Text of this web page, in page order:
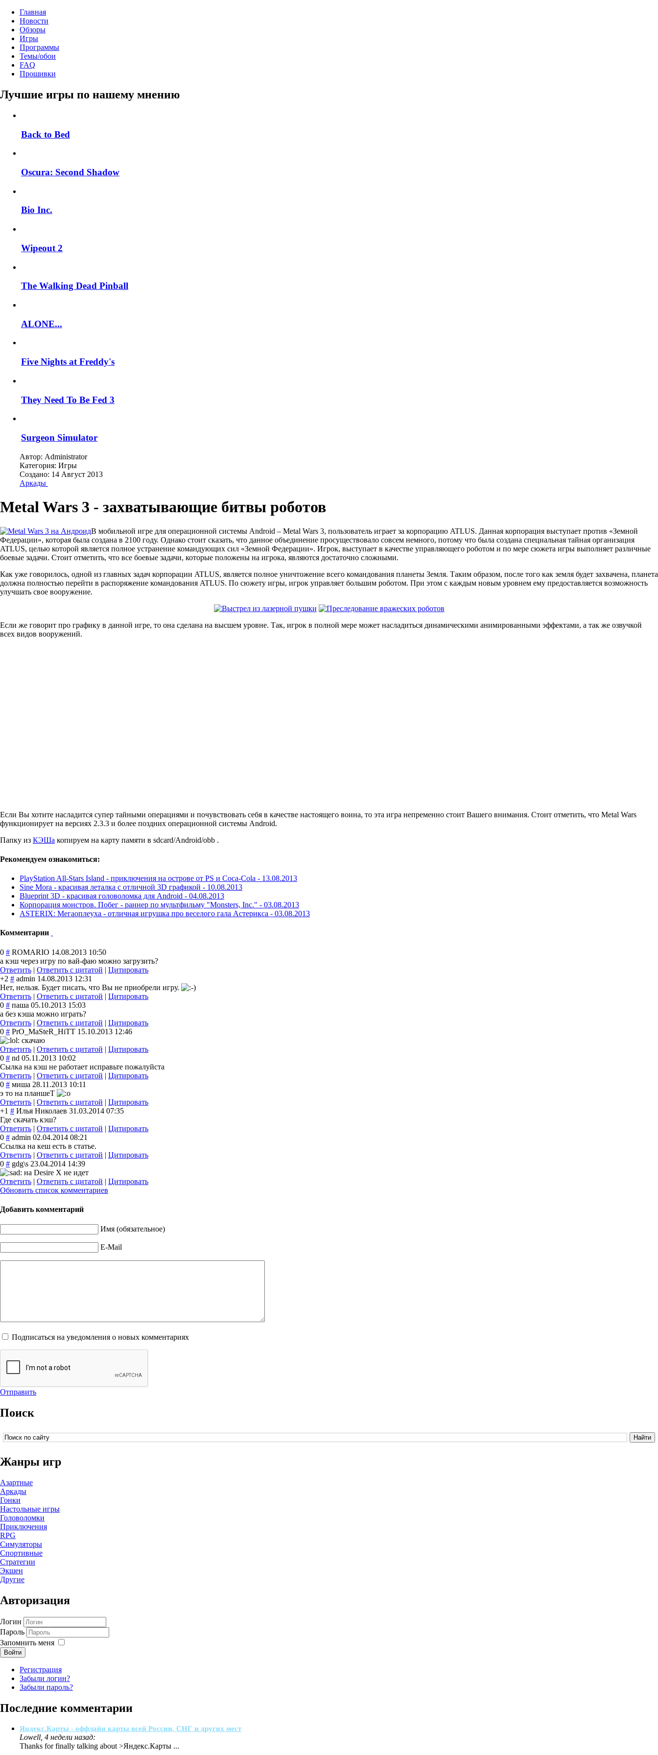
Главная
Новости
Обзоры
Игры
Программы
Темы/обои
FAQ
Прошивки
Лучшие игры по нашему мнению
Back to Bed
Oscura: Second Shadow
Bio Inc.
Wipeout 2
The Walking Dead Pinball
ALONE...
Five Nights at Freddy's
They Need To Be Fed 3
Surgeon Simulator
Автор: Administrator
Категория: Игры
Создано: 14 Август 2013
Аркады
Metal Wars 3 - захватывающие битвы роботов
В мобильной игре для операционной системы Android – Metal Wars 3, пользователь играет за корпорацию ATLUS. Данная корпорация выступает против «Земной
Федерации», которая была создана в 2100 году. Однако стоит сказать, что данное объединение просуществовало совсем немного, потому что была создана специальная тайная организация
ATLUS, целью которой является полное устранение командующих сил «Земной Федерации». Игрок, выступает в качестве управляющего роботом и по мере сюжета игры выполняет различные
боевые задачи. Стоит отметить, что все боевые задачи, которые положены на игрока, являются достаточно сложными.
Как уже говорилось, одной из главных задач корпорации ATLUS, является полное уничтожение всего командования планеты Земля. Таким образом, после того как земля будет захвачена, планета
должна полностью перейти в распоряжение командования ATLUS. По сюжету игры, игрок управляет большим роботом. При этом с каждым новым уровнем ему предоставляется возможность
улучшать свое вооружение.
Если же говорит про графику в данной игре, то она сделана на высшем уровне. Так, игрок в полной мере может насладиться динамическими анимированными эффектами, а так же озвучкой
всех видов вооружений.
Если Вы хотите насладится супер тайными операциями и почувствовать себя в качестве настоящего воина, то эта игра непременно стоит Вашего внимания. Стоит отметить, что Metal Wars
функционирует на версиях 2.3.3 и более поздних операционной системы Android.
Папку из КЭШа копируем на карту памяти в sdcard/Android/obb .
Рекомендуем ознакомиться:
PlayStation All-Stars Island - приключения на острове от PS и Coca-Cola - 13.08.2013
Sine Mora - красивая леталка с отличной 3D графикой - 10.08.2013
Blueprint 3D - красивая головоломка для Android - 04.08.2013
Корпорация монстров. Побег - раннер по мультфильму "Monsters, Inc." - 03.08.2013
ASTERIX: Мегаоплеуха - отличная игрушка про веселого гала Астерикса - 03.08.2013
Комментарии
0 # RОМАRIО 14.08.2013 10:50
а кэш через игру по вай-фаю можно загрузить?
Ответить | Ответить с цитатой | Цитировать
+2 # admin 14.08.2013 12:31
Нет, нельзя. Будет писать, что Вы не приобрели игру.
Ответить | Ответить с цитатой | Цитировать
0 # паша 05.10.2013 15:03
а без кэша можно играть?
Ответить | Ответить с цитатой | Цитировать
0 # PrO_MaSteR_HiTT 15.10.2013 12:46
скачаю
Ответить | Ответить с цитатой | Цитировать
0 # nd 05.11.2013 10:02
Сылка на кэш не работает исправьте пожалуйста
Ответить | Ответить с цитатой | Цитировать
0 # миша 28.11.2013 10:11
э то на планшеТ
Ответить | Ответить с цитатой | Цитировать
+1 # Илья Николаев 31.03.2014 07:35
Где скачать кэш?
Ответить | Ответить с цитатой | Цитировать
0 # admin 02.04.2014 08:21
Ссылка на кеш есть в статье.
Ответить | Ответить с цитатой | Цитировать
0 # gdg\s 23.04.2014 14:39
на Desire X не идет
Ответить | Ответить с цитатой | Цитировать
Обновить список комментариев
Добавить комментарий
Имя (обязательное)
E-Mail
Подписаться на уведомления о новых комментариях
Отправить
Поиск
Жанры игр
Азартные
Аркады
Гонки
Настольные игры
Головоломки
Приключения
RPG
Симуляторы
Спортивные
Стратегии
Экшен
Другие
Авторизация
Логин
Пароль
Запомнить меня
Войти
Регистрация
Забыли логин?
Забыли пароль?
Последние комментарии
Яндекс.Карты - оффлайн карты всей России, СНГ и других мест
Lowell, 4 недели назад:
Thanks for finally talking about >Яндекс.Карты ...